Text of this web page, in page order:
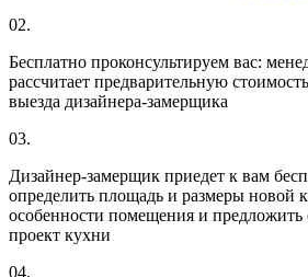
02.
Бесплатно проконсультируем вас:
рассчитает предварительную
выезда дизайнера-замерщика
03.
Дизайнер-замерщик приедет к вам
определить площадь и размеры новой
особенности помещения и
проект кухни
04.